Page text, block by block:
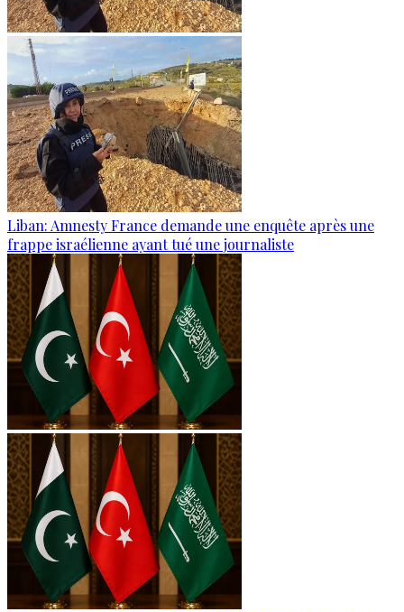
Liban: Amnesty France demande une enquête après une
frappe israélienne ayant tué une journaliste